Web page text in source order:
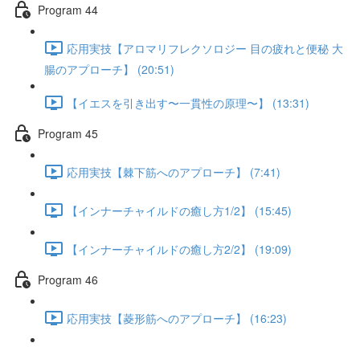
Program 44
応用実技【アロマリフレクソロジー 目の疲れと便秘 大
腸のアプローチ】 (20:51)
【イエスを引き出す〜一貫性の原理〜】 (13:31)
Program 45
応用実技【棘下筋へのアプローチ】 (7:41)
【インナーチャイルドの癒し方1/2】 (15:45)
【インナーチャイルドの癒し方2/2】 (19:09)
Program 46
応用実技【菱形筋へのアプローチ】 (16:23)